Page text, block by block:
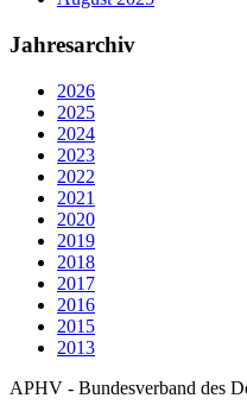
Jahresarchiv
2026
2025
2024
2023
2022
2021
2020
2019
2018
2017
2016
2015
2013
APHV - Bundesverband des